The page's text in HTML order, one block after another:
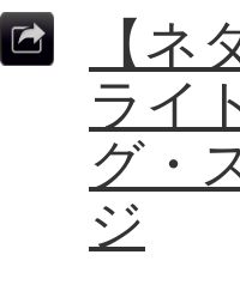
【ネ
ライ
グ・
ジ